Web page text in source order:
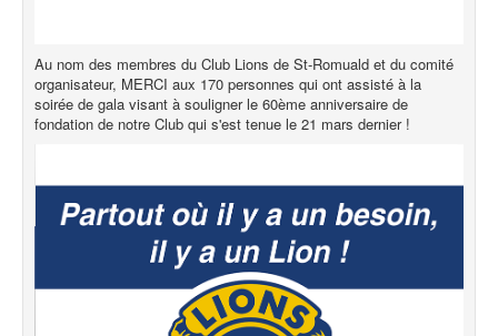
Au nom des membres du Club Lions de St-Romuald et du comité
organisateur, MERCI aux 170 personnes qui ont assisté à la
soirée de gala visant à souligner le 60ème anniversaire de
fondation de notre Club qui s'est tenue le 21 mars dernier !